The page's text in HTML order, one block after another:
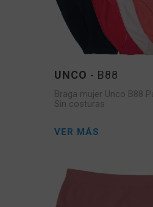
UNCO - B88
Braga mujer Unco B88
Sin costuras
VER MÁS